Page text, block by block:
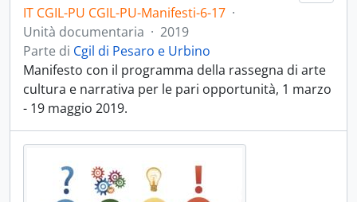
IT CGIL-PU CGIL-PU-Manifesti-6-17 ·
Unità documentaria · 2019
Parte di Cgil di Pesaro e Urbino
Manifesto con il programma della rassegna di arte
cultura e narrativa per le pari opportunità, 1 marzo
- 19 maggio 2019.